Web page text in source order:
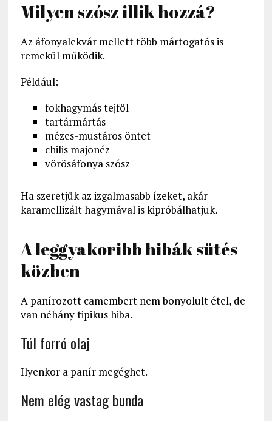
Milyen szósz illik hozzá?
Az áfonyalekvár mellett több mártogatós is
remekül működik.
Például:
fokhagymás tejföl
tartármártás
mézes-mustáros öntet
chilis majonéz
vörösáfonya szósz
Ha szeretjük az izgalmasabb ízeket, akár
karamellizált hagymával is kipróbálhatjuk.
A leggyakoribb hibák sütés
közben
A panírozott camembert nem bonyolult étel, de
van néhány tipikus hiba.
Túl forró olaj
Ilyenkor a panír megéghet.
Nem elég vastag bunda